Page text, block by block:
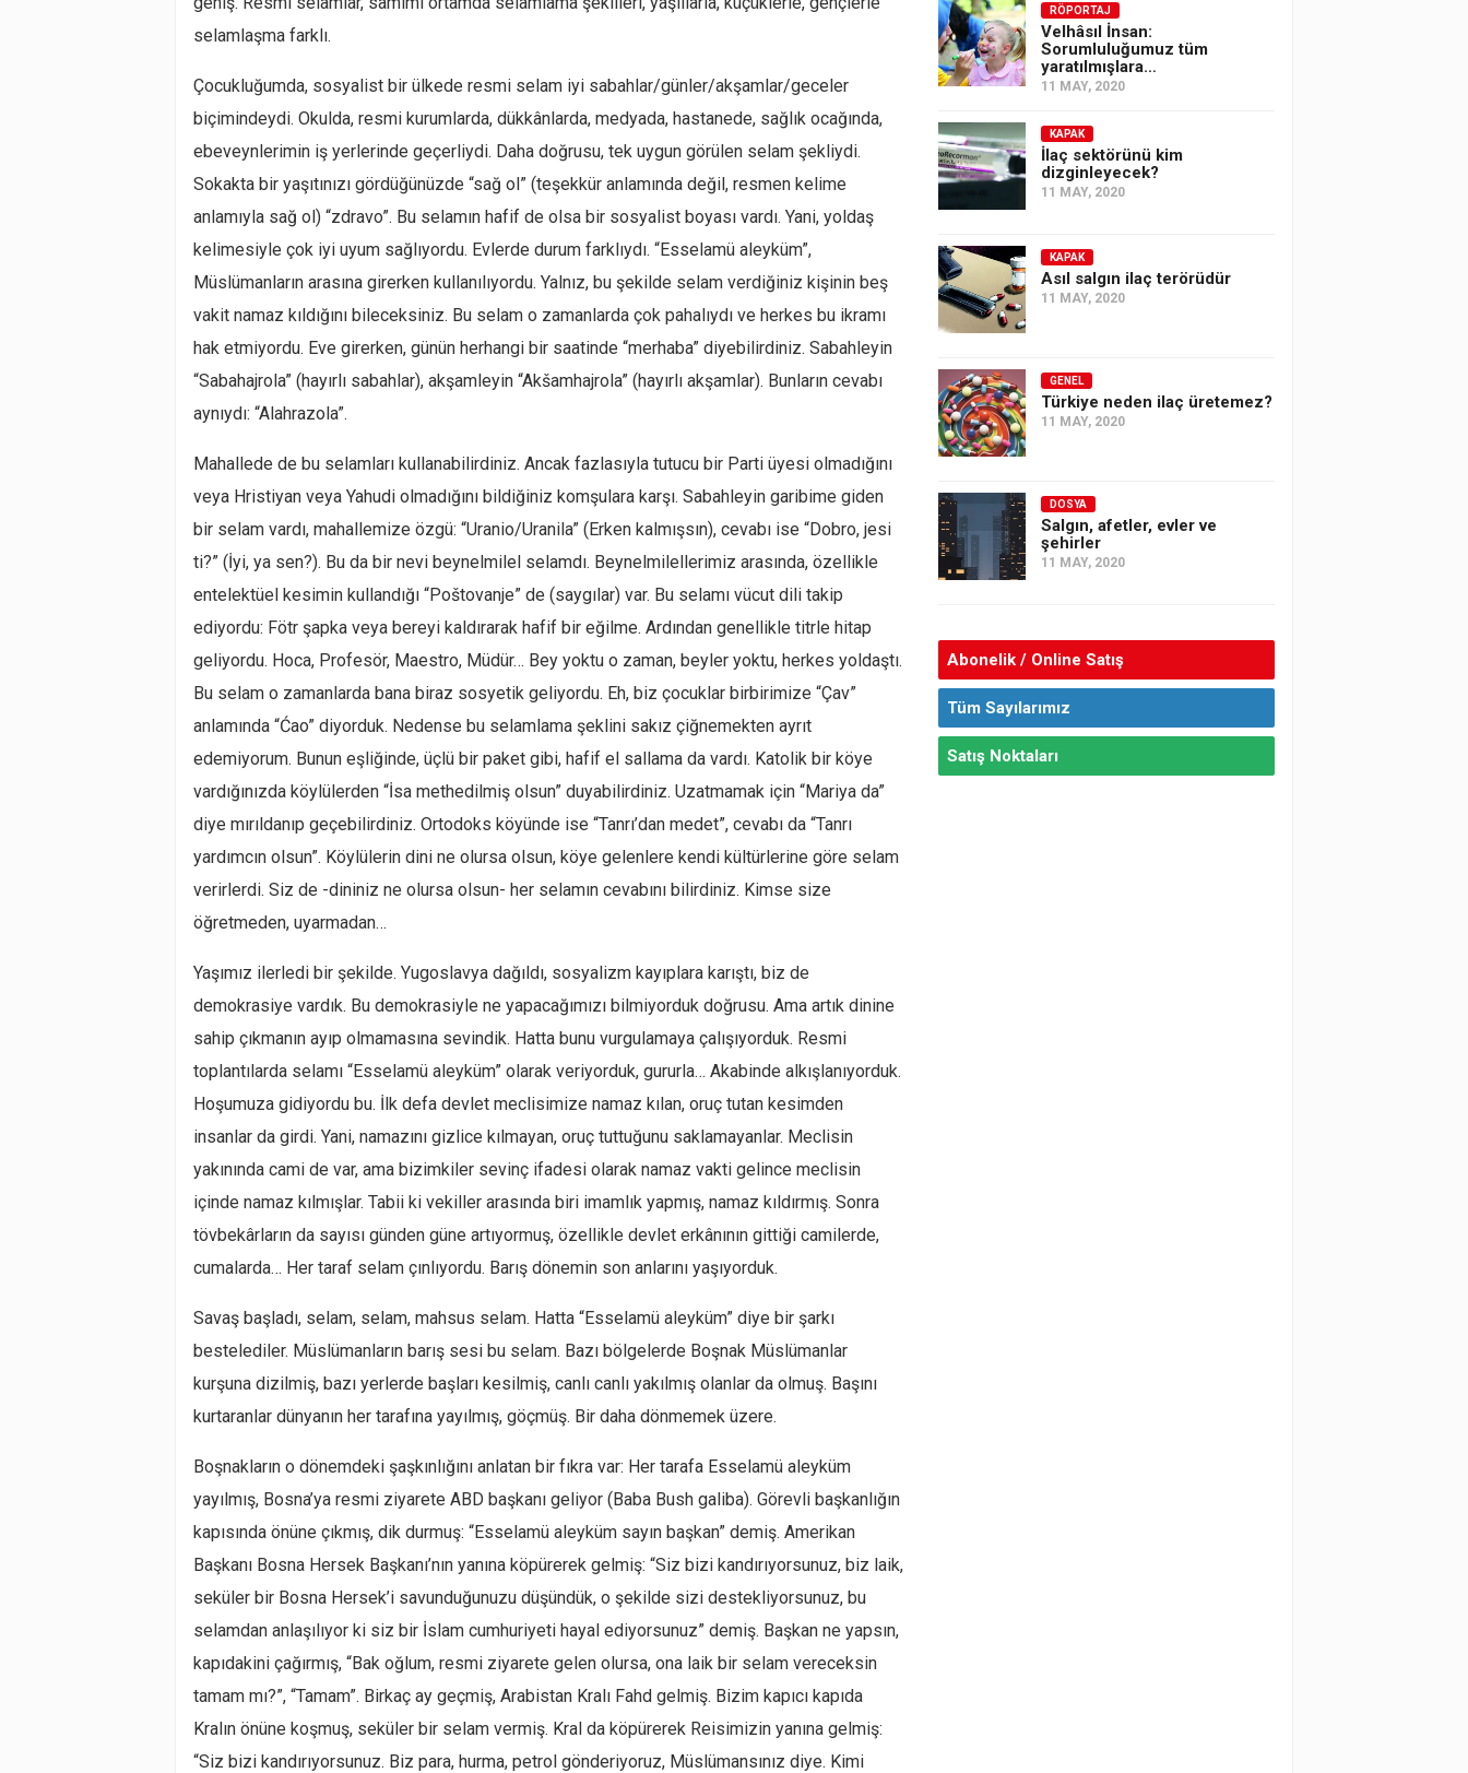
selamlaşma farklı.
Çocukluğumda, sosyalist bir ülkede resmi selam iyi sabahlar/günler/akşamlar/geceler
biçimindeydi. Okulda, resmi kurumlarda, dükkânlarda, medyada, hastanede, sağlık ocağında,
ebeveynlerimin iş yerlerinde geçerliydi. Daha doğrusu, tek uygun görülen selam şekliydi.
Sokakta bir yaşıtınızı gördüğünüzde “sağ ol” (teşekkür anlamında değil, resmen kelime
anlamıyla sağ ol) “zdravo”. Bu selamın hafif de olsa bir sosyalist boyası vardı. Yani, yoldaş
kelimesiyle çok iyi uyum sağlıyordu. Evlerde durum farklıydı. “Esselamü aleyküm”,
Müslümanların arasına girerken kullanılıyordu. Yalnız, bu şekilde selam verdiğiniz kişinin beş
vakit namaz kıldığını bileceksiniz. Bu selam o zamanlarda çok pahalıydı ve herkes bu ikramı
hak etmiyordu. Eve girerken, günün herhangi bir saatinde “merhaba” diyebilirdiniz. Sabahleyin
“Sabahajrola” (hayırlı sabahlar), akşamleyin “Akšamhajrola” (hayırlı akşamlar). Bunların cevabı
aynıydı: “Alahrazola”.
Mahallede de bu selamları kullanabilirdiniz. Ancak fazlasıyla tutucu bir Parti üyesi olmadığını
veya Hristiyan veya Yahudi olmadığını bildiğiniz komşulara karşı. Sabahleyin garibime giden
bir selam vardı, mahallemize özgü: “Uranio/Uranila” (Erken kalmışsın), cevabı ise “Dobro, jesi
ti?” (İyi, ya sen?). Bu da bir nevi beynelmilel selamdı. Beynelmilellerimiz arasında, özellikle
entelektüel kesimin kullandığı “Poštovanje” de (saygılar) var. Bu selamı vücut dili takip
ediyordu: Fötr şapka veya bereyi kaldırarak hafif bir eğilme. Ardından genellikle titrle hitap
geliyordu. Hoca, Profesör, Maestro, Müdür… Bey yoktu o zaman, beyler yoktu, herkes yoldaştı.
Bu selam o zamanlarda bana biraz sosyetik geliyordu. Eh, biz çocuklar birbirimize “Çav”
anlamında “Ćao” diyorduk. Nedense bu selamlama şeklini sakız çiğnemekten ayrıt
edemiyorum. Bunun eşliğinde, üçlü bir paket gibi, hafif el sallama da vardı. Katolik bir köye
vardığınızda köylülerden “İsa methedilmiş olsun” duyabilirdiniz. Uzatmamak için “Mariya da”
diye mırıldanıp geçebilirdiniz. Ortodoks köyünde ise “Tanrı’dan medet”, cevabı da “Tanrı
yardımcın olsun”. Köylülerin dini ne olursa olsun, köye gelenlere kendi kültürlerine göre selam
verirlerdi. Siz de -dininiz ne olursa olsun- her selamın cevabını bilirdiniz. Kimse size
öğretmeden, uyarmadan…
Yaşımız ilerledi bir şekilde. Yugoslavya dağıldı, sosyalizm kayıplara karıştı, biz de
demokrasiye vardık. Bu demokrasiyle ne yapacağımızı bilmiyorduk doğrusu. Ama artık dinine
sahip çıkmanın ayıp olmamasına sevindik. Hatta bunu vurgulamaya çalışıyorduk. Resmi
toplantılarda selamı “Esselamü aleyküm” olarak veriyorduk, gururla… Akabinde alkışlanıyorduk.
Hoşumuza gidiyordu bu. İlk defa devlet meclisimize namaz kılan, oruç tutan kesimden
insanlar da girdi. Yani, namazını gizlice kılmayan, oruç tuttuğunu saklamayanlar. Meclisin
yakınında cami de var, ama bizimkiler sevinç ifadesi olarak namaz vakti gelince meclisin
içinde namaz kılmışlar. Tabii ki vekiller arasında biri imamlık yapmış, namaz kıldırmış. Sonra
tövbekârların da sayısı günden güne artıyormuş, özellikle devlet erkânının gittiği camilerde,
cumalarda… Her taraf selam çınlıyordu. Barış dönemin son anlarını yaşıyorduk.
Savaş başladı, selam, selam, mahsus selam. Hatta “Esselamü aleyküm” diye bir şarkı
bestelediler. Müslümanların barış sesi bu selam. Bazı bölgelerde Boşnak Müslümanlar
kurşuna dizilmiş, bazı yerlerde başları kesilmiş, canlı canlı yakılmış olanlar da olmuş. Başını
kurtaranlar dünyanın her tarafına yayılmış, göçmüş. Bir daha dönmemek üzere.
Boşnakların o dönemdeki şaşkınlığını anlatan bir fıkra var: Her tarafa Esselamü aleyküm
yayılmış, Bosna’ya resmi ziyarete ABD başkanı geliyor (Baba Bush galiba). Görevli başkanlığın
kapısında önüne çıkmış, dik durmuş: “Esselamü aleyküm sayın başkan” demiş. Amerikan
Başkanı Bosna Hersek Başkanı’nın yanına köpürerek gelmiş: “Siz bizi kandırıyorsunuz, biz laik,
seküler bir Bosna Hersek’i savunduğunuzu düşündük, o şekilde sizi destekliyorsunuz, bu
selamdan anlaşılıyor ki siz bir İslam cumhuriyeti hayal ediyorsunuz” demiş. Başkan ne yapsın,
kapıdakini çağırmış, “Bak oğlum, resmi ziyarete gelen olursa, ona laik bir selam vereceksin
tamam mı?”, “Tamam”. Birkaç ay geçmiş, Arabistan Kralı Fahd gelmiş. Bizim kapıcı kapıda
Kralın önüne koşmuş, seküler bir selam vermiş. Kral da köpürerek Reisimizin yanına gelmiş:
“Siz bizi kandırıyorsunuz. Biz para, hurma, petrol gönderiyoruz, Müslümansınız diye. Kimi
RÖPORTAJ
Velhâsıl İnsan:
Sorumluluğumuz tüm
yaratılmışlara…
11 MAY, 2020
KAPAK
İlaç sektörünü kim
dizginleyecek?
11 MAY, 2020
KAPAK
Asıl salgın ilaç terörüdür
11 MAY, 2020
GENEL
Türkiye neden ilaç üretemez?
11 MAY, 2020
DOSYA
Salgın, afetler, evler ve
şehirler
11 MAY, 2020
Abonelik / Online Satış
Tüm Sayılarımız
Satış Noktaları